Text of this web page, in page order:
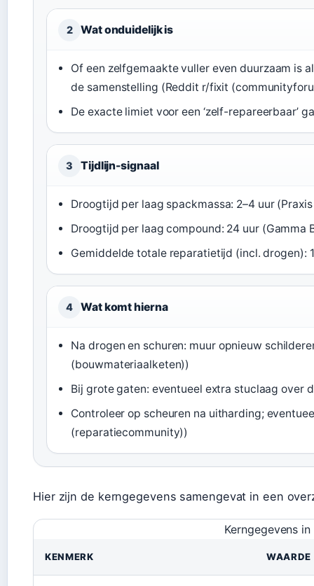
2 Wat onduidelijk is
Of een zelfgemaakte vuller even duurzaam is
de samenstelling (Reddit r/fixit
De exacte limiet voor een ‘zelf-repareerbaar’
3 Tijdlijn-signaal
Droogtijd per laag spackmassa: 2–4 uur
Droogtijd per laag compound: 24 uur (Gamma
Gemiddelde totale reparatietijd (incl. drogen):
4 Wat komt hierna
Na drogen en schuren: muur opnieuw
(bouwmateriaalketen))
Bij grote gaten: eventueel extra stuclaag over
Controleer op scheuren na uitharding;
(reparatiecommunity))
Hier zijn de kerngegevens samengevat in een
Kerngegevens
KENMERK WAARDE